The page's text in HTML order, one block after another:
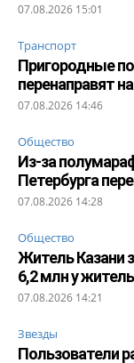
07.08.2026 15:01
Транспорт
Пригородные
перенаправят
07.08.2026 14:46
Общество
Из-за
Петербурга
07.08.2026 14:28
Общество
Житель Казани
6,2 млн у
07.08.2026 14:21
Звезды
Пользователи